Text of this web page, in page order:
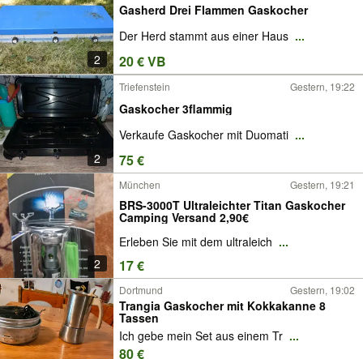
2
Gasherd Drei Flammen Gaskocher
Der Herd stammt aus einer Haus ...
20 € VB
2
Triefenstein Gestern, 19:22
Gaskocher 3flammig
Verkaufe Gaskocher mit Duomati ...
75 €
2
München Gestern, 19:21
BRS-3000T Ultraleichter Titan Gaskocher
Camping Versand 2,90€
Erleben Sie mit dem ultraleich ...
17 €
Dortmund Gestern, 19:02
Trangia Gaskocher mit Kokkakanne 8
Tassen
Ich gebe mein Set aus einem Tr ...
80 €